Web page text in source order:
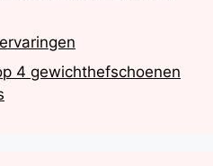
4 gewichthefschoenen